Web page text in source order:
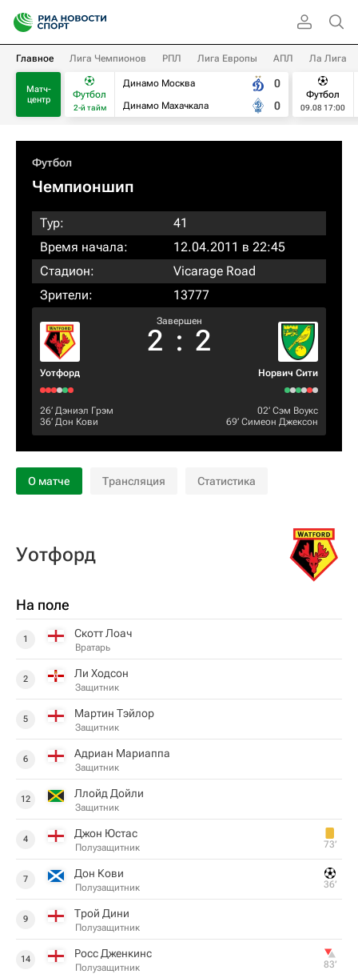
Главное Лига Чемпионов РПЛ Лига Европы АПЛ Ла Лига
Матч-
центр
Футбол
2-й тайм
Динамо Москва
Динамо Махачкала
0
0
Футбол
09.08 17:00
Футбол
Чемпионшип
Тур:
41
Время начала:
12.04.2011 в 22:45
Стадион:
Vicarage Road
Зрители:
13777
Уотфорд
Завершен
2 : 2
Норвич Сити
26‎’‎ Дэниэл Грэм
36‎’‎ Дон Кови
02‎’‎ Сэм Воукс
69‎’‎ Симеон Джексон
О матче Трансляция Статистика
Уотфорд
На поле
1 Скотт Лоач
Вратарь
2 Ли Ходсон
Защитник
5 Мартин Тэйлор
Защитник
6 Адриан Мариаппа
Защитник
12 Ллойд Дойли
Защитник
4 Джон Юстас
Полузащитник 73‎’‎
7 Дон Кови
Полузащитник 36‎’‎
9 Трой Дини
Полузащитник
14 Росс Дженкинс
Полузащитник 83‎’‎